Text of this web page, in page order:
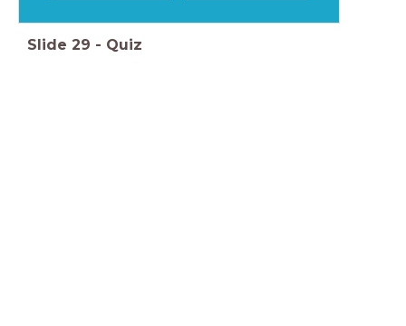
Slide 29 - Quiz